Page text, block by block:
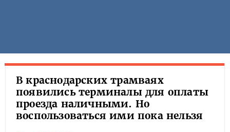
В краснодарских трамваях
появились терминалы для оплаты
проезда наличными. Но
воспользоваться ими пока нельзя